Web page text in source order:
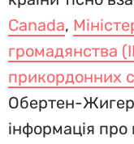
Canada,
громадянства
прикордонних
Обертен-Жигер
інформація